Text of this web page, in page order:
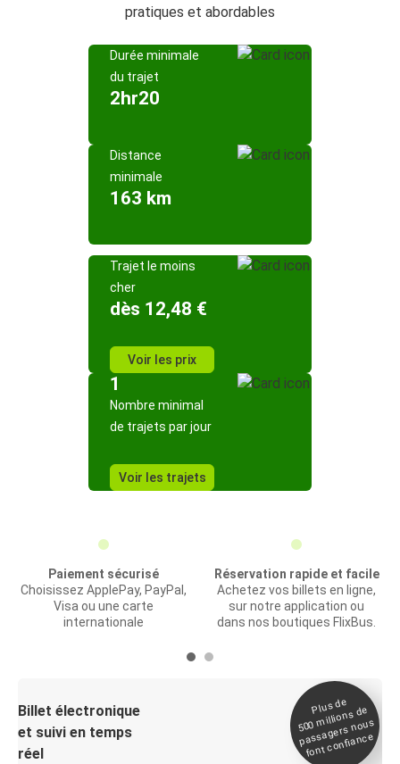
pratiques et abordables
Durée minimale
du trajet
2hr20
Distance
minimale
163 km
Trajet le moins
cher
dès 12,48 €
Voir les prix
1
Nombre minimal
de trajets par jour
Voir les trajets
Paiement sécurisé
Choisissez ApplePay, PayPal,
Visa ou une carte
internationale
Réservation rapide et facile
Achetez vos billets en ligne,
sur notre application ou
dans nos boutiques FlixBus.
Billet électronique
et suivi en temps
réel
Plus de
500
millions de
passagers nous
font confiance